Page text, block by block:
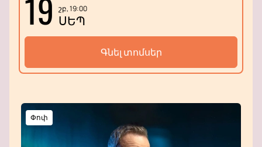
19 շբ, 19:00
ՍԵՊ
Գնել տոմսեր
Փոփ